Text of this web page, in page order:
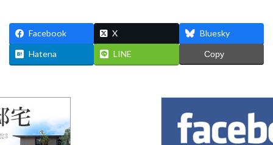
Facebook X
Bluesky
Hatena
LINE Copy